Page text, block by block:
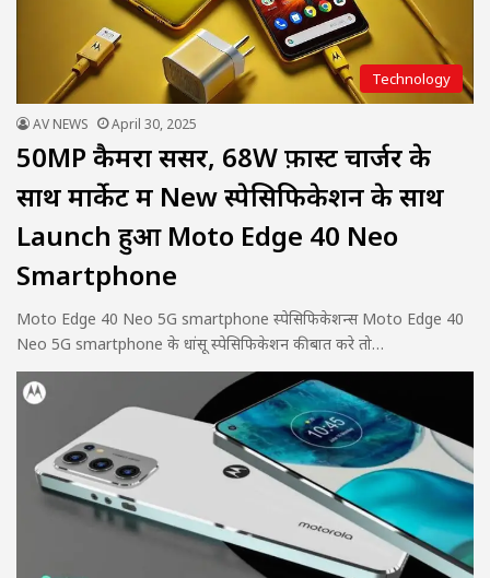
Technology
AV NEWS April 30, 2025
50MP कैमरा सेंसर, 68W फ़ास्ट चार्जर के
साथ मार्केट में New स्पेसिफिकेशन के साथ
Launch हुआ Moto Edge 40 Neo
Smartphone
Moto Edge 40 Neo 5G smartphone स्पेसिफिकेशन्स Moto Edge 40
Neo 5G smartphone के धांसू स्पेसिफिकेशन की बात करे तो…